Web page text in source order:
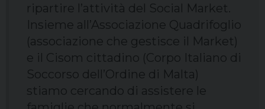
ripartire l’attività del Social Market.
Insieme all’Associazione Quadrifoglio
(associazione che gestisce il Market)
e il Cisom cittadino (Corpo Italiano di
Soccorso dell’Ordine di Malta)
stiamo cercando di assistere le